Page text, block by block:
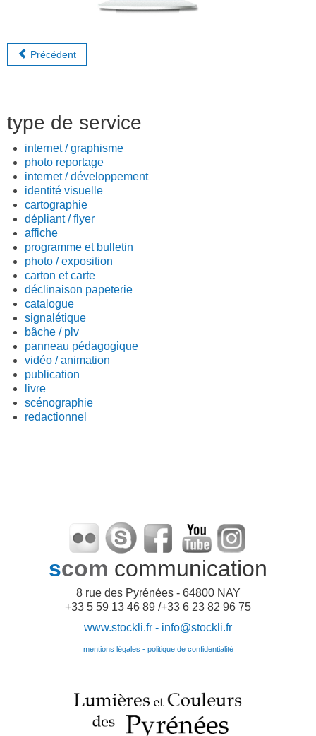
Précédent
type de service
internet / graphisme
photo reportage
internet / développement
identité visuelle
cartographie
dépliant / flyer
affiche
programme et bulletin
photo / exposition
carton et carte
déclinaison papeterie
catalogue
signalétique
bâche / plv
panneau pédagogique
vidéo / animation
publication
livre
scénographie
redactionnel
scom communication
8 rue des Pyrénées - 64800 NAY
+33 5 59 13 46 89 /+33 6 23 82 96 75
www.stockli.fr - info@stockli.fr
mentions légales - politique de confidentialité